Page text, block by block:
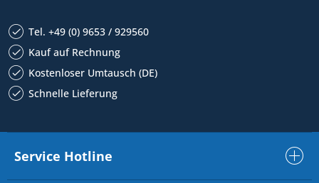
Tel. +49 (0) 9653 / 929560
Kauf auf Rechnung
Kostenloser Umtausch (DE)
Schnelle Lieferung
Service Hotline